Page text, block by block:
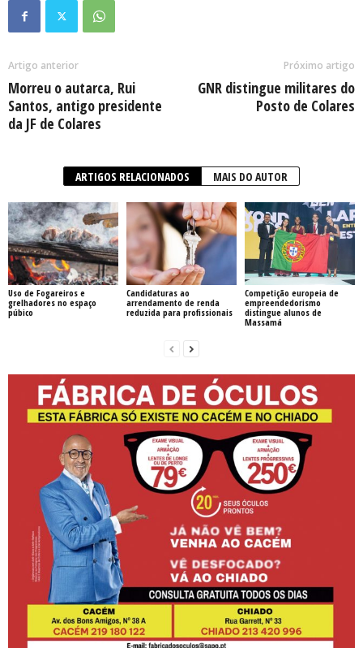
Artigo anterior
Morreu o autarca, Rui
Santos, antigo presidente
da JF de Colares
Próximo artigo
GNR distingue militares do
Posto de Colares
ARTIGOS RELACIONADOS MAIS DO AUTOR
Uso de Fogareiros e
grelhadores no espaço
púbico
Candidaturas ao
arrendamento de renda
reduzida para profissionais
Competição europeia de
empreendedorismo
distingue alunos de
Massamá